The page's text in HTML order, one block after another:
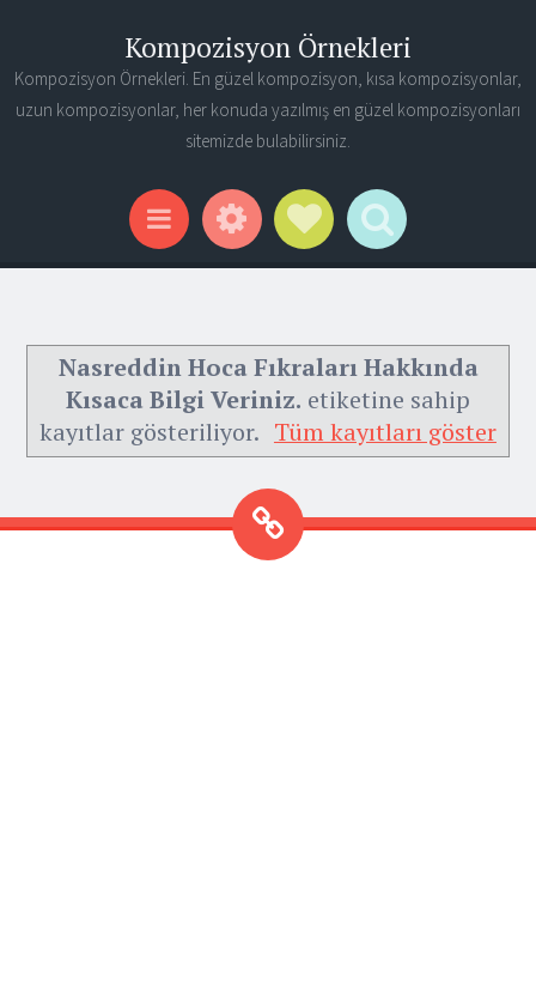
Kompozisyon Örnekleri
Kompozisyon Örnekleri. En güzel kompozisyon, kısa kompozisyonlar,
uzun kompozisyonlar, her konuda yazılmış en güzel kompozisyonları
sitemizde bulabilirsiniz.
Menu WidgetsSocial Links
Search
Nasreddin Hoca Fıkraları Hakkında
Kısaca Bilgi Veriniz. etiketine sahip
kayıtlar gösteriliyor. Tüm kayıtları göster